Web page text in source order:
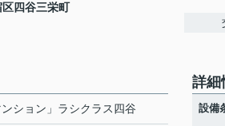
区四谷三栄町
ンション」ラシクラス四谷
詳細
設備